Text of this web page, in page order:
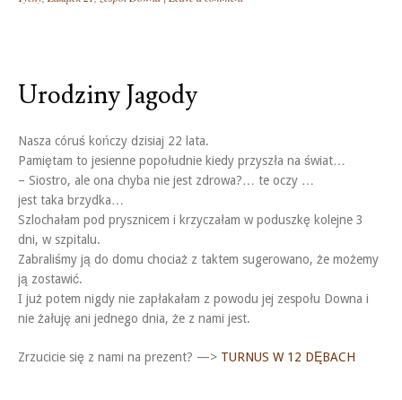
Urodziny Jagody
Nasza córuś kończy dzisiaj 22 lata.
Pamiętam to jesienne popołudnie kiedy przyszła na świat…
– Siostro, ale ona chyba nie jest zdrowa?… te oczy …
jest taka brzydka…
Szlochałam pod prysznicem i krzyczałam w poduszkę kolejne 3
dni, w szpitalu.
Zabraliśmy ją do domu chociaż z taktem sugerowano, że możemy
ją zostawić.
I już potem nigdy nie zapłakałam z powodu jej zespołu Downa i
nie żałuję ani jednego dnia, że z nami jest.
Zrzucicie się z nami na prezent? —> TURNUS W 12 DĘBACH